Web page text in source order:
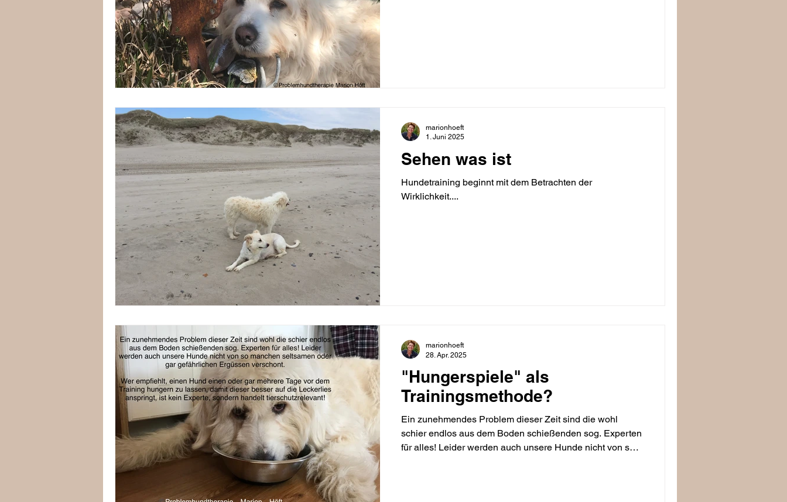
Sehen was ist
Hundetraining beginnt mit dem Betrachten der
Wirklichkeit....
marionhoeft
1. Juni 2025
"Hungerspiele" als
Trainingsmethode?
Ein zunehmendes Problem dieser Zeit sind die wohl
schier endlos aus dem Boden schießenden sog. Experten
für alles! Leider werden auch unsere Hunde nicht von so
marionhoeft
28. Apr. 2025